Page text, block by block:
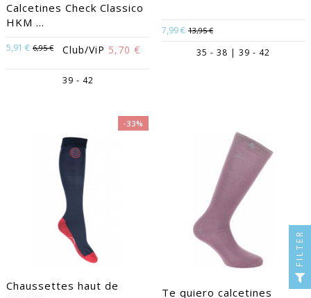
Calcetines Check Classico
HKM ...
5,91 € 6,95 € Club/ViP 5,70 €
39 - 42
7,99 € 13,95 €
35 - 38 | 39 - 42
-33%
Chaussettes haut de
Te quiero calcetines
FILTER